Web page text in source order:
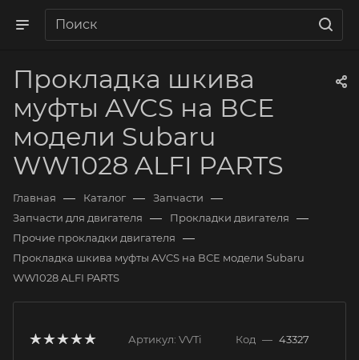
Прокладка шкива
муфты AVCS на ВСЕ
модели Subaru
WW1028 ALFI PARTS
Главная — Каталог — Запчасти —
Запчасти для двигателя — Прокладки двигателя —
Прочие прокладки двигателя —
Прокладка шкива муфты AVCS на ВСЕ модели Subaru
WW1028 ALFI PARTS
Артикул: VVTi Код — 43327